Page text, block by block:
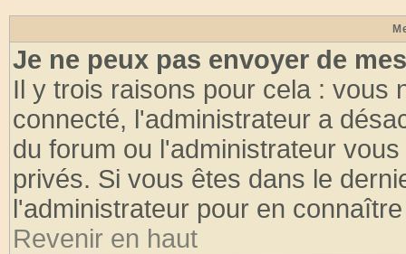
Je ne peux pas envoyer de
Il y trois raisons pour cela : vous
connecté, l'administrateur a
du forum ou l'administrateur
privés. Si vous êtes dans le
l'administrateur pour en
Revenir en haut